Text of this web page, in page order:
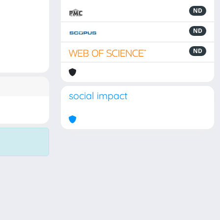
ND
ND
ND
social impact